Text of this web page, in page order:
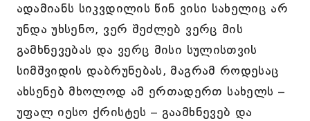
ადამიანს სიკვდილის წინ ვისი სახელიც არ
უნდა უხსენო, ვერ შეძლებ ვერც მის
გამხნევებას და ვერც მისი სულისთვის
სიმშვიდის დაბრუნებას, მაგრამ როდესაც
ახსენებ მხოლოდ ამ ერთადერთ სახელს –
უფალ იესო ქრისტეს – გაამხნევებ და